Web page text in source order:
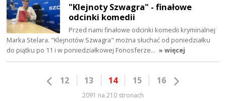
"Klejnoty Szwagra" - finałowe
odcinki komedii
Przed nami finałowe odcinki komedii kryminalnej
Marka Stelara. "Klejnotów Szwagra" można słuchać od poniedziałku
do piątku po 11 i w poniedziałkowej Fonosferze… » więcej
12 13 14 15 16
2091 na 210 stronach